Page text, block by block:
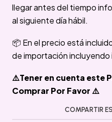
llegar antes del tiempo
al siguiente día hábil.
📦 En el precio está
de importación
⚠️Tener en cuenta este
Comprar Por Favor ⚠️
COMPARTIR